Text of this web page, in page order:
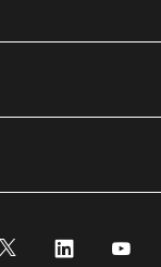
nueva
ventana nueva
Twitter
Abre una ventana
Linkedin
Abre unaAbre